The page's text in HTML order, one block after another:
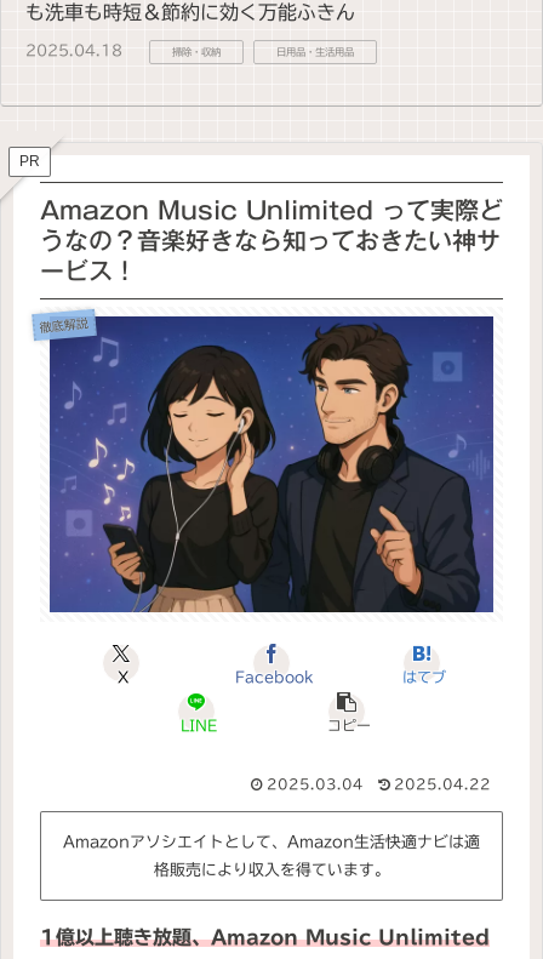
も洗車も時短＆節約に効く万能ふきん
2025.04.18 掃除・収納 日用品・生活用品
PR
Amazon Music Unlimited って実際ど
うなの？音楽好きなら知っておきたい神サ
ービス！
徹底解説
X Facebook はてブ
LINE コピー
2025.03.04 2025.04.22
Amazonアソシエイトとして、Amazon生活快適ナビは適
格販売により収入を得ています。
1億以上聴き放題、Amazon Music Unlimited